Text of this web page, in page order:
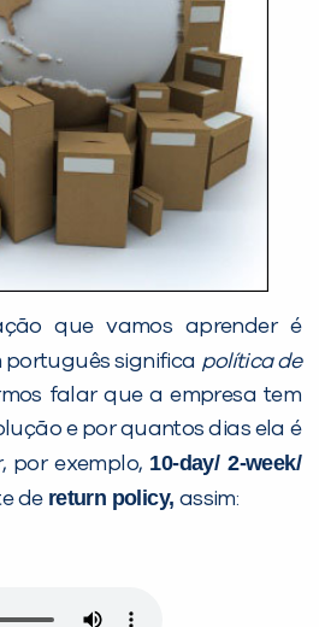
que vamos aprender é
português significa política de
falar que a empresa tem
e por quantos dias ela é
por exemplo, 10-day/ 2-week/
dereturn policy, assim: